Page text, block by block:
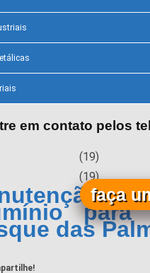
em contato pelos
(19)
(19)
de
para
das
faça